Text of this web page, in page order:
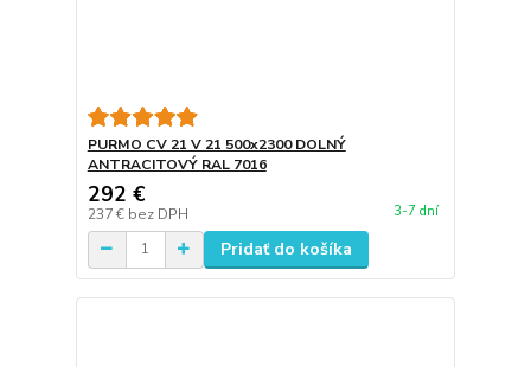
PURMO CV 21 V 21 500x2300 DOLNÝ
ANTRACITOVÝ RAL 7016
292 €
237 € bez DPH 3-7 dní
Pridať do košíka